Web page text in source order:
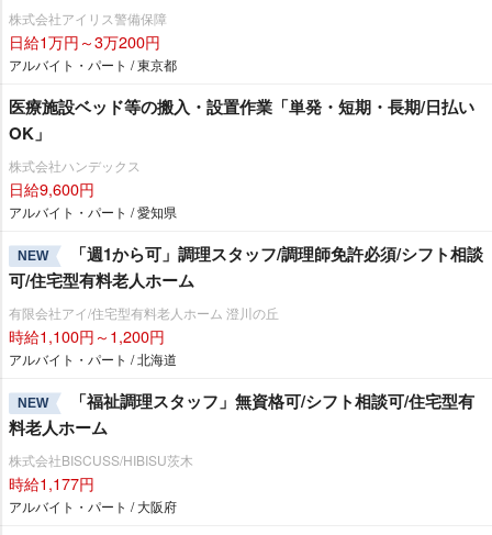
株式会社アイリス警備保障
日給1万円～3万200円
アルバイト・パート / 東京都
医療施設ベッド等の搬入・設置作業「単発・短期・長期/日払い
OK」
株式会社ハンデックス
日給9,600円
アルバイト・パート / 愛知県
NEW
「週1から可」調理スタッフ/調理師免許必須/シフト相談
可/住宅型有料老人ホーム
有限会社アイ/住宅型有料老人ホーム 澄川の丘
時給1,100円～1,200円
アルバイト・パート / 北海道
NEW
「福祉調理スタッフ」無資格可/シフト相談可/住宅型有
料老人ホーム
株式会社BISCUSS/HIBISU茨木
時給1,177円
アルバイト・パート / 大阪府